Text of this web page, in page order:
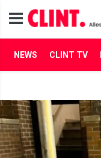
NEWS CLINT TV